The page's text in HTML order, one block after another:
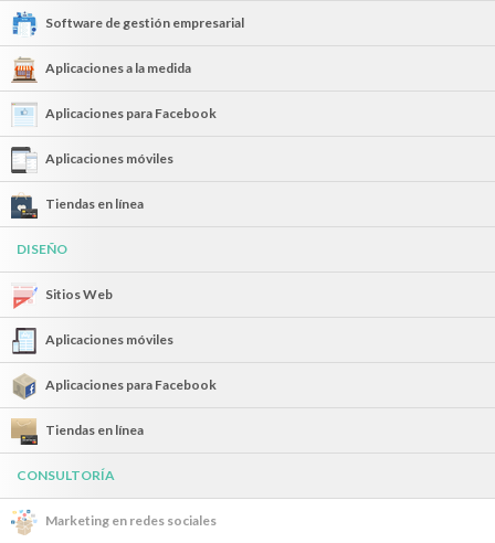
Software de gestión empresarial
Aplicaciones a la medida
Aplicaciones para Facebook
Aplicaciones móviles
Tiendas en línea
DISEÑO
Sitios Web
Aplicaciones móviles
Aplicaciones para Facebook
Tiendas en línea
CONSULTORÍA
Marketing en redes sociales